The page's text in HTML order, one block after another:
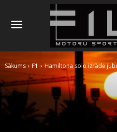
Sākums F1 Hamiltona solo izrāde